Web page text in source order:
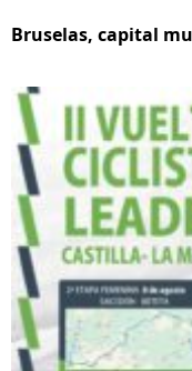
Bruselas, capital